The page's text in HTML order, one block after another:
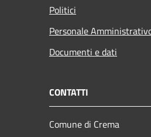
Politici
Personale
Documenti e dati
CONTATTI
Comune di Crema